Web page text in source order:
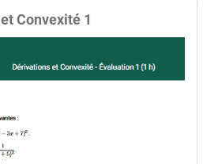
Convexité 1